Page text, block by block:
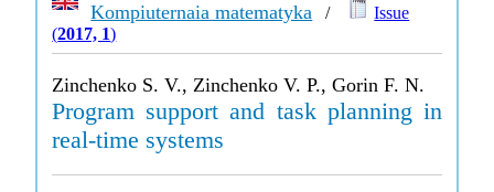
Kompiuternaia matematyka /
Issue
(2017, 1)
Zinchenko S. V., Zinchenko V. P., Gorin F. N.
Program support and task planning in
real-time systems